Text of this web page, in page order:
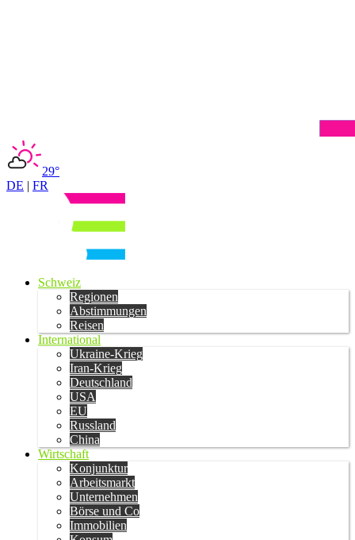
29°
DE | FR
Schweiz
Regionen
Abstimmungen
Reisen
International
Ukraine-Krieg
Iran-Krieg
Deutschland
USA
EU
Russland
China
Wirtschaft
Konjunktur
Arbeitsmarkt
Unternehmen
Börse und Co
Immobilien